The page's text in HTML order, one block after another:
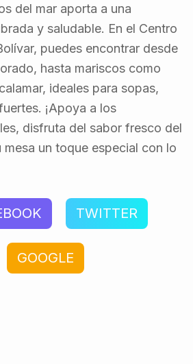
del mar aporta a una
y saludable. En el Centro
puedes encontrar desde
hasta mariscos como
ideales para sopas,
¡Apoya a los
disfruta del sabor fresco del
un toque especial con lo
TWITTER
GOOGLE